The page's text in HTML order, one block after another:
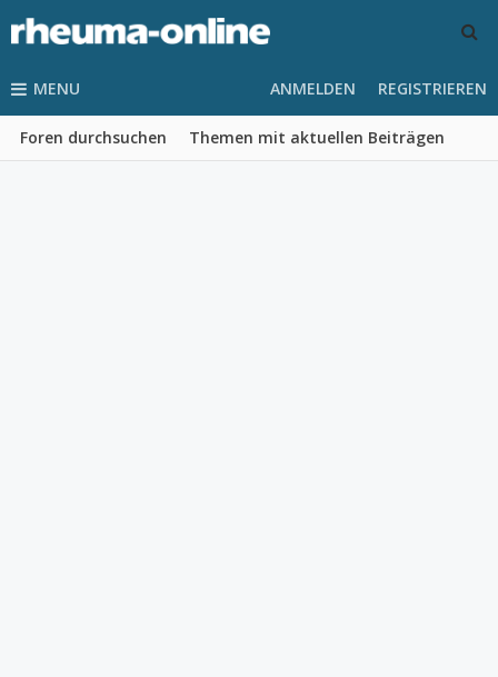
MENU
Foren durchsuchen Themen mit aktuellen Beiträgen
ANMELDEN REGISTRIEREN